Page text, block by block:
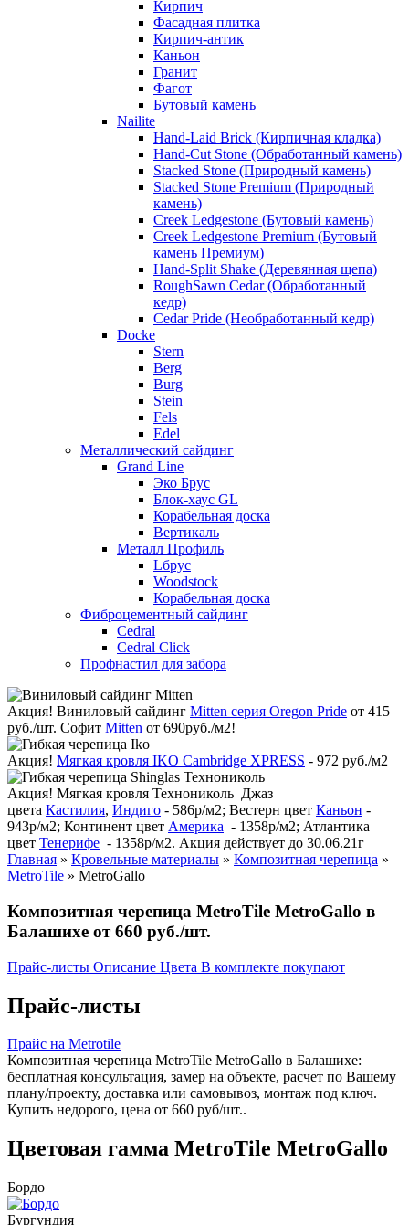
Кирпич
Фасадная плитка
Кирпич-антик
Каньон
Гранит
Фагот
Бутовый камень
Nailite
Hand-Laid Brick (Кирпичная кладка)
Hand-Cut Stone (Обработанный камень)
Stacked Stone (Природный камень)
Stacked Stone Premium (Природный
камень)
Creek Ledgestone (Бутовый камень)
Creek Ledgestone Premium (Бутовый
камень Премиум)
Hand-Split Shake (Деревянная щепа)
RoughSawn Cedar (Обработанный
кедр)
Cedar Pride (Необработанный кедр)
Docke
Stern
Berg
Burg
Stein
Fels
Edel
Металлический сайдинг
Grand Line
Эко Брус
Блок-хаус GL
Корабельная доска
Вертикаль
Металл Профиль
Lбрус
Woodstock
Корабельная доска
Фиброцементный сайдинг
Cedral
Cedral Click
Профнастил для забора
Акция! Виниловый сайдинг Mitten серия Oregon Pride от 415
руб./шт. Софит Mitten от 690руб./м2!
Акция! Мягкая кровля IKO Cambridge XPRESS - 972 руб./м2
Акция! Мягкая кровля Технониколь Джаз
цвета Кастилия, Индиго - 586р/м2; Вестерн цвет Каньон -
943р/м2; Континент цвет Америка - 1358р/м2; Атлантика
цвет Тенерифе - 1358р/м2. Акция действует до 30.06.21г
Главная » Кровельные материалы » Композитная черепица »
MetroTile » MetroGallo
Композитная черепица MetroTile MetroGallo в
Балашихе от 660 руб./шт.
Прайс-листы Описание Цвета В комплекте покупают
Прайс-листы
Прайс на Metrotile
Композитная черепица MetroTile MetroGallo в Балашихе:
бесплатная консультация, замер на объекте, расчет по Вашему
плану/проекту, доставка или самовывоз, монтаж под ключ.
Купить недорого, цена от 660 руб/шт..
Цветовая гамма MetroTile MetroGallo
Бордо
Бургундия